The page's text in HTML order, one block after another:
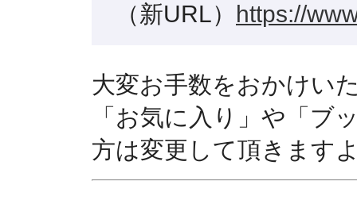
（新URL） https://
大変お手数をおかけい
「お気に入り」や「ブ
方は変更して頂きます